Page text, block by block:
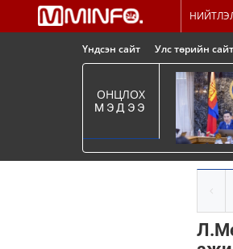
Үндсэн сайт Улс төрийн сайт
ОНЦЛОХ
МЭДЭЭ